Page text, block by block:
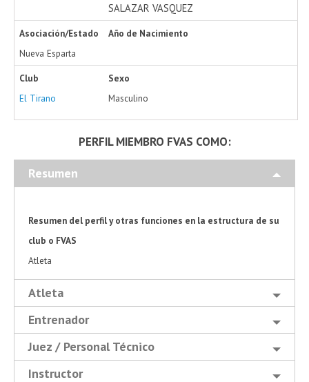
SALAZAR VASQUEZ
Asociación/Estado
Nueva Esparta
Año de Nacimiento
Club
El Tirano
Sexo
Masculino
PERFIL MIEMBRO FVAS COMO:
Resumen
Resumen del perfil y otras funciones en la estructura de su
club o FVAS
Atleta
Atleta
Entrenador
Juez / Personal Técnico
Instructor